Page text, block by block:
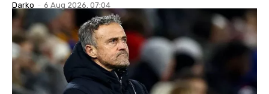
Darko - 6 Aug 2026. 07:04